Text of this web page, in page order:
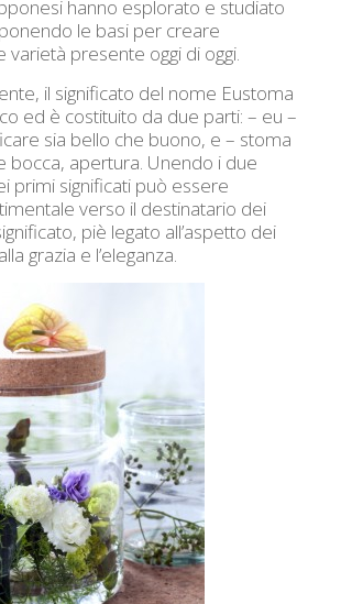
hanno esplorato e studiato
le basi per creare
varietà presente oggi di oggi.
il significato del nome Eustoma
ed è costituito da due parti: – eu –
sia bello che buono, e – stoma
bocca, apertura. Unendo i due
primi significati può essere
verso il destinatario dei
piè legato all’aspetto dei
grazia e l’eleganza.